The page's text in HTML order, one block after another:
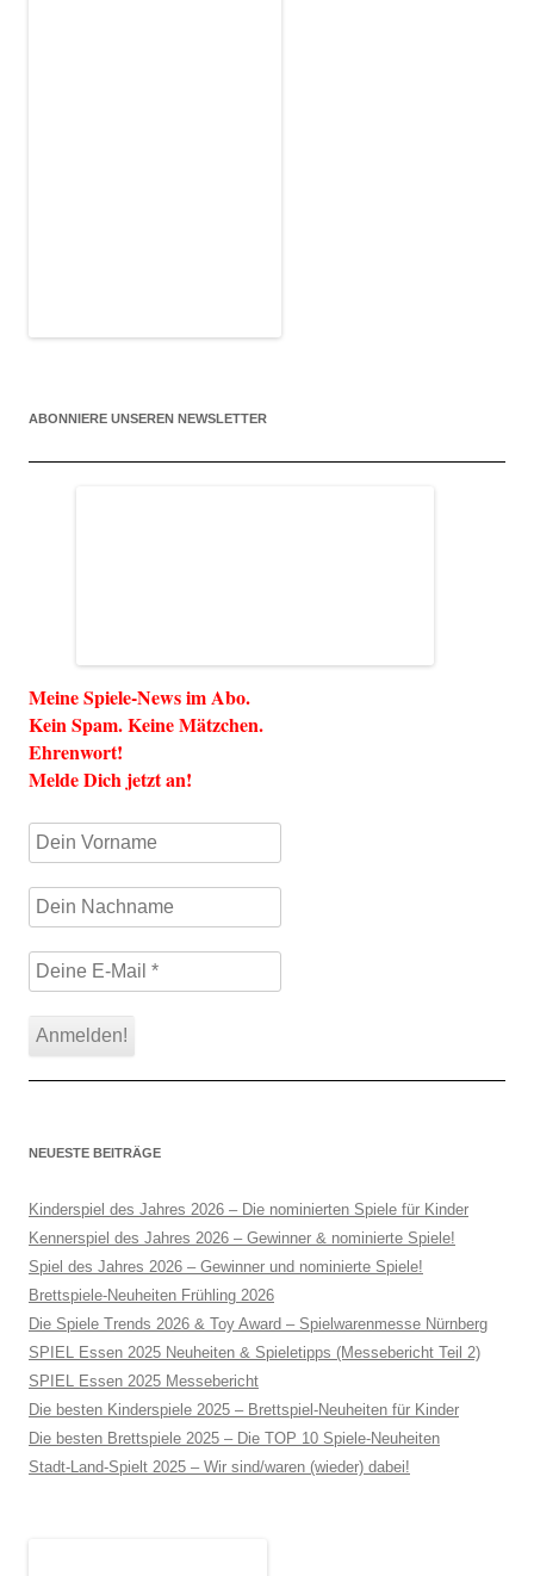
ABONNIERE UNSEREN NEWSLETTER
Meine Spiele-News im Abo.
Kein Spam. Keine Mätzchen.
Ehrenwort!
Melde Dich jetzt an!
NEUESTE BEITRÄGE
Kinderspiel des Jahres 2026 – Die nominierten Spiele für Kinder
Kennerspiel des Jahres 2026 – Gewinner & nominierte Spiele!
Spiel des Jahres 2026 – Gewinner und nominierte Spiele!
Brettspiele-Neuheiten Frühling 2026
Die Spiele Trends 2026 & Toy Award – Spielwarenmesse Nürnberg
SPIEL Essen 2025 Neuheiten & Spieletipps (Messebericht Teil 2)
SPIEL Essen 2025 Messebericht
Die besten Kinderspiele 2025 – Brettspiel-Neuheiten für Kinder
Die besten Brettspiele 2025 – Die TOP 10 Spiele-Neuheiten
Stadt-Land-Spielt 2025 – Wir sind/waren (wieder) dabei!